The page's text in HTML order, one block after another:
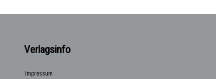
Verlagsinfo
Impressum